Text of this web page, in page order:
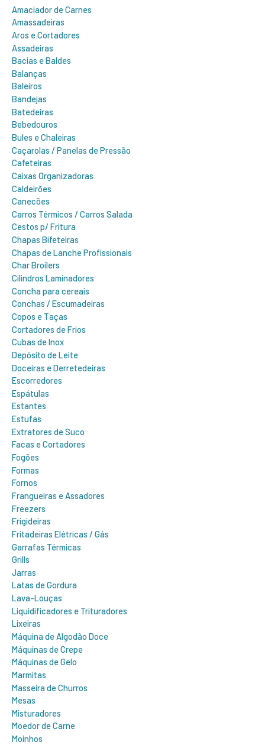
:Amaciador de Carnes
Amassadeiras
Aros e Cortadores
Assadeiras
Bacias e Baldes
Balanças
Baleiros
Bandejas
Batedeiras
Bebedouros
Bules e Chaleiras
Caçarolas / Panelas de Pressão
Cafeteiras
Caixas Organizadoras
Caldeirões
Canecões
Carros Térmicos / Carros Salada
Cestos p/ Fritura
Chapas Bifeteiras
Chapas de Lanche Profissionais
Char Broilers
Cilindros Laminadores
Concha para cereais
Conchas / Escumadeiras
Copos e Taças
Cortadores de Frios
Cubas de Inox
Depósito de Leite
Doceiras e Derretedeiras
Escorredores
Espátulas
Estantes
Estufas
Extratores de Suco
Facas e Cortadores
Fogões
Formas
Fornos
Frangueiras e Assadores
Freezers
Frigideiras
Fritadeiras Elétricas / Gás
Garrafas Térmicas
Grills
Jarras
Latas de Gordura
Lava-Louças
Liquidificadores e Trituradores
Lixeiras
Máquina de Algodão Doce
Máquinas de Crepe
Máquinas de Gelo
Marmitas
Masseira de Churros
Mesas
Misturadores
Moedor de Carne
Moinhos